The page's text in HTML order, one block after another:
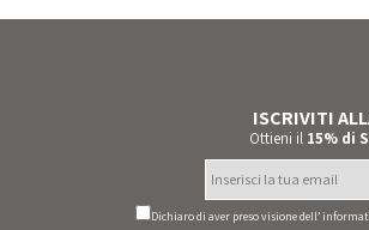
ISCRIVITI
Ottieni il 15% di
Dichiaro di aver preso visione dell’